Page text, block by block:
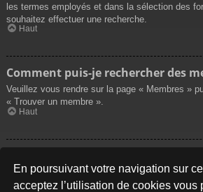
En poursuivant votre navigation sur
acceptez l’utilisation de cookies vous
les termes employés et dans la sélection des
souhaitez effectuer une recherche.
Haut
Comment puis-je rechercher des
Veuillez vous rendre sur la page « Membres »
« Trouver un membre ».
Haut
Comment puis-je retrouver mes
sujets ?
Vos propres messages peuvent être affichés